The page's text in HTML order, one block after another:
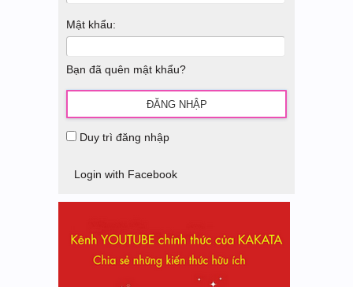
Mật khẩu:
Bạn đã quên mật khẩu?
Duy trì đăng nhập
Login with Facebook